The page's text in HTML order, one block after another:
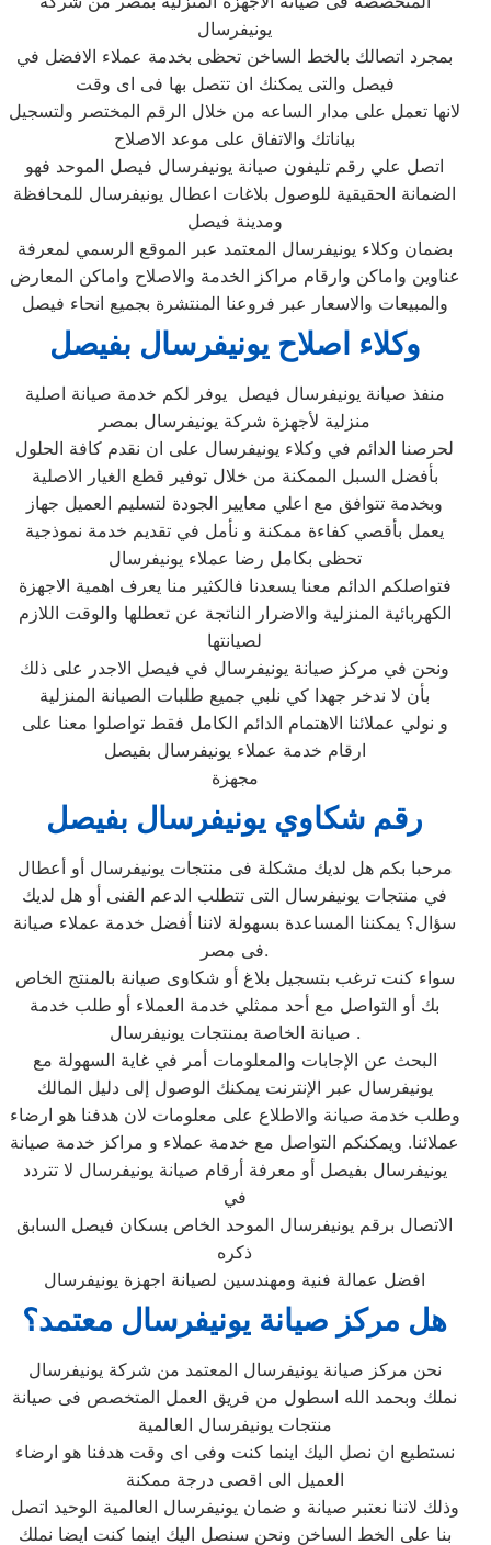
يونيفرسال
بمجرد اتصالك بالخط الساخن تحظى بخدمة عملاء الافضل في
فيصل والتى يمكنك ان تتصل بها فى اى وقت
لانها تعمل على مدار الساعه من خلال الرقم المختصر ولتسجيل
بياناتك والاتفاق على موعد الاصلاح
اتصل علي رقم تليفون صيانة يونيفرسال فيصل الموحد فهو
الضمانة الحقيقية للوصول بلاغات اعطال يونيفرسال للمحافظة
ومدينة فيصل
بضمان وكلاء يونيفرسال المعتمد عبر الموقع الرسمي لمعرفة
عناوين واماكن وارقام مراكز الخدمة والاصلاح واماكن المعارض
والمبيعات والاسعار عبر فروعنا المنتشرة بجميع انحاء فيصل
وكلاء اصلاح يونيفرسال بفيصل
منفذ صيانة يونيفرسال فيصل يوفر لكم خدمة صيانة اصلية
منزلية لأجهزة شركة يونيفرسال بمصر
لحرصنا الدائم في وكلاء يونيفرسال على ان نقدم كافة الحلول
بأفضل السبل الممكنة من خلال توفير قطع الغيار الاصلية
وبخدمة تتوافق مع اعلي معايير الجودة لتسليم العميل جهاز
يعمل بأقصي كفاءة ممكنة و نأمل في تقديم خدمة نموذجية
تحظى بكامل رضا عملاء يونيفرسال
فتواصلكم الدائم معنا يسعدنا فالكثير منا يعرف اهمية الاجهزة
الكهربائية المنزلية والاضرار الناتجة عن تعطلها والوقت اللازم
لصيانتها
ونحن في مركز صيانة يونيفرسال في فيصل الاجدر على ذلك
بأن لا ندخر جهدا كي نلبي جميع طلبات الصيانة المنزلية
و نولي عملائنا الاهتمام الدائم الكامل فقط تواصلوا معنا على
ارقام خدمة عملاء يونيفرسال بفيصل
مجهزة
رقم شكاوي يونيفرسال بفيصل
مرحبا بكم هل لديك مشكلة فى منتجات يونيفرسال أو أعطال
في منتجات يونيفرسال التى تتطلب الدعم الفنى أو هل لديك
سؤال؟ يمكننا المساعدة بسهولة لاننا أفضل خدمة عملاء صيانة
فى مصر.
سواء كنت ترغب بتسجيل بلاغ أو شكاوى صيانة بالمنتج الخاص
بك أو التواصل مع أحد ممثلي خدمة العملاء أو طلب خدمة
صيانة الخاصة بمنتجات يونيفرسال .
البحث عن الإجابات والمعلومات أمر في غاية السهولة مع
يونيفرسال عبر الإنترنت يمكنك الوصول إلى دليل المالك
وطلب خدمة صيانة والاطلاع على معلومات لان هدفنا هو ارضاء
عملائنا. ويمكنكم التواصل مع خدمة عملاء و مراكز خدمة صيانة
يونيفرسال بفيصل أو معرفة أرقام صيانة يونيفرسال لا تتردد
في
الاتصال برقم يونيفرسال الموحد الخاص بسكان فيصل السابق
ذكره
افضل عمالة فنية ومهندسين لصيانة اجهزة يونيفرسال
هل مركز صيانة يونيفرسال معتمد؟
نحن مركز صيانة يونيفرسال المعتمد من شركة يونيفرسال
نملك وبحمد الله اسطول من فريق العمل المتخصص فى صيانة
منتجات يونيفرسال العالمية
نستطيع ان نصل اليك اينما كنت وفى اى وقت هدفنا هو ارضاء
العميل الى اقصى درجة ممكنة
وذلك لاننا نعتبر صيانة و ضمان يونيفرسال العالمية الوحيد اتصل
بنا على الخط الساخن ونحن سنصل اليك اينما كنت ايضا نملك